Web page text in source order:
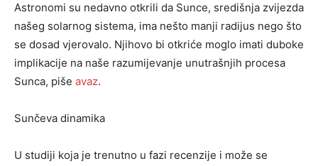
Astronomi su nedavno otkrili da Sunce, središnja zvijezda
našeg solarnog sistema, ima nešto manji radijus nego što
se dosad vjerovalo. Njihovo bi otkriće moglo imati duboke
implikacije na naše razumijevanje unutrašnjih procesa
Sunca, piše avaz.
Sunčeva dinamika
U studiji koja je trenutno u fazi recenzije i može se